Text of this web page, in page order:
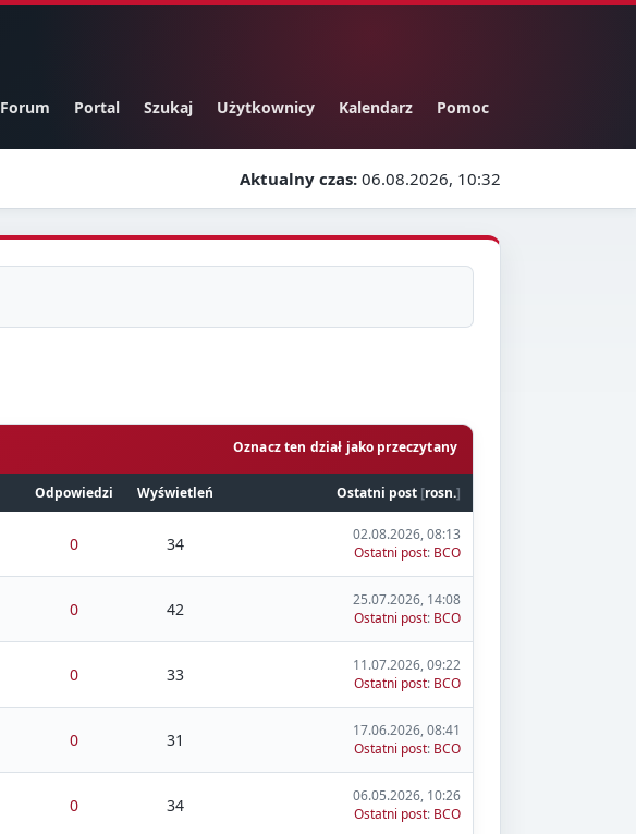
Forum Portal Szukaj Użytkownicy Kalendarz Pomoc
Aktualny czas: 06.08.2026, 10:32
Oznacz ten dział jako przeczytany
Odpowiedzi Wyświetleń Ostatni post [rosn.]
0 34
02.08.2026, 08:13
Ostatni post: BCO
0 42
25.07.2026, 14:08
Ostatni post: BCO
0 33
11.07.2026, 09:22
Ostatni post: BCO
0 31
17.06.2026, 08:41
Ostatni post: BCO
0 34
06.05.2026, 10:26
Ostatni post: BCO